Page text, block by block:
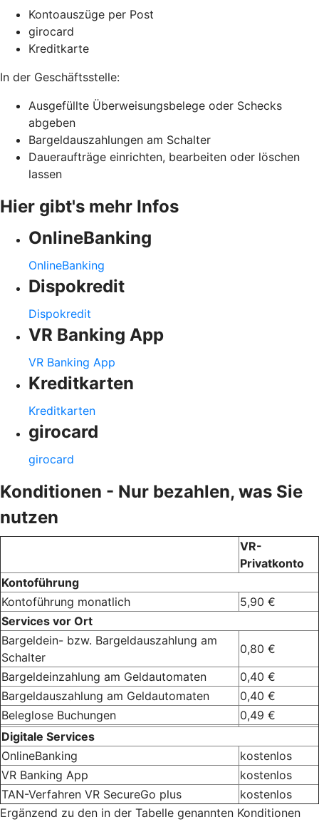
Kontoauszüge per Post
girocard
Kreditkarte
In der Geschäftsstelle:
Ausgefüllte Überweisungsbelege oder Schecks
abgeben
Bargeldauszahlungen am Schalter
Daueraufträge einrichten, bearbeiten oder löschen
lassen
Hier gibt's mehr Infos
OnlineBanking
OnlineBanking
Dispokredit
Dispokredit
VR Banking App
VR Banking App
Kreditkarten
Kreditkarten
girocard
girocard
Konditionen - Nur bezahlen, was Sie
nutzen
VR-
Privatkonto
Kontoführung
Kontoführung monatlich
5,90 €
Services vor Ort
Bargeldein- bzw. Bargeldauszahlung am
Schalter
0,80 €
Bargeldeinzahlung am Geldautomaten
0,40 €
Bargeldauszahlung am Geldautomaten
0,40 €
Beleglose Buchungen
0,49 €
Digitale Services
OnlineBanking
kostenlos
VR Banking App
kostenlos
TAN-Verfahren VR SecureGo plus
kostenlos
Ergänzend zu den in der Tabelle genannten Konditionen